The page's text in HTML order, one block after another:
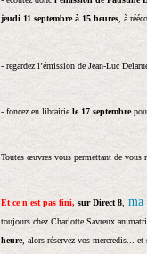
jeudi 11 septembre à 15 heures , à
- regardez l’émission de Jean-Luc
- foncez en librairie le 17 septembre
Toutes œuvres vous permettant de vous
Et ce n'est pas fini, sur Direct 8, ma
toujours chez Charlotte Savreux
heure, alors réservez vos mercredis...